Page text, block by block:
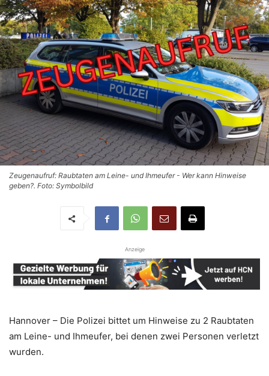
Zeugenaufruf: Raubtaten am Leine- und Ihmeufer - Wer kann Hinweise
geben?. Foto: Symbolbild
Anzeige
Hannover – Die Polizei bittet um Hinweise zu 2 Raubtaten
am Leine- und Ihmeufer, bei denen zwei Personen verletzt
wurden.